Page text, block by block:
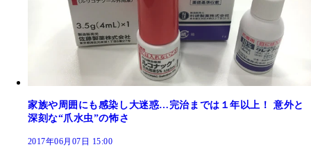
家族や周囲にも感染し大迷惑…完治までは１年以上！ 意外と
深刻な“爪水虫”の怖さ
2017年06月07日 15:00